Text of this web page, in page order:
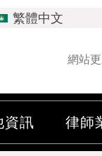
繁體中文
網站更
資訊 律師